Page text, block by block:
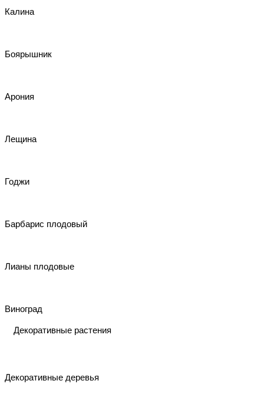
Калина
Боярышник
Арония
Лещина
Годжи
Барбарис плодовый
Лианы плодовые
Виноград
Декоративные растения
Декоративные деревья